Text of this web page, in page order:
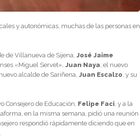
y autonómicas, muchas de las personas en
de Villanueva de Sijena, José Jaime
«Miguel Servet», Juan Naya; el nuevo
alcalde de Sariñena, Juan Escalzo , y su
Consejero de Educación, Felipe Faci , y a la
en la misma semana, pidió una reunión
respondió rápidamente diciendo que en